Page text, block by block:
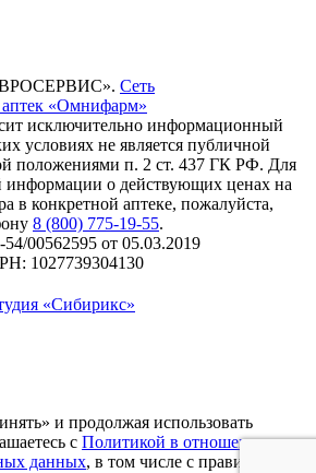
Сеть
«Омнифарм»
исключительно информационный
условиях не является публичной
положениями п. 2 ст. 437 ГК РФ. Для
информации о действующих ценах на
в конкретной аптеке, пожалуйста,
8 (800) 775-19-55.
00562595 от 05.03.2019
1027739304130
«Сибирикс»
и продолжая использовать
с Политикой в отношении
данных, в том числе с правилами